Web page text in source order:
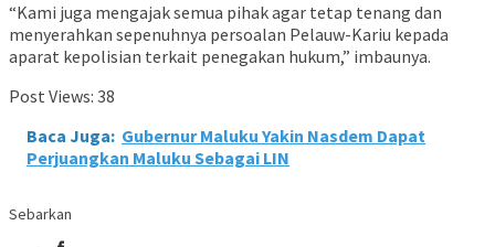
“Kami juga mengajak semua pihak agar tetap tenang dan
menyerahkan sepenuhnya persoalan Pelauw-Kariu kepada
aparat kepolisian terkait penegakan hukum,” imbaunya.
Post Views: 38
Baca Juga: Gubernur Maluku Yakin Nasdem Dapat
Perjuangkan Maluku Sebagai LIN
Sebarkan